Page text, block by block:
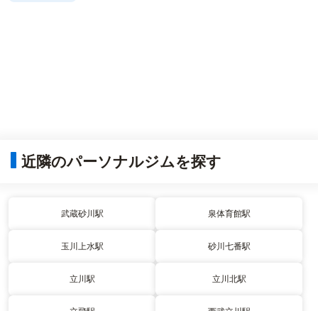
近隣のパーソナルジムを探す
武蔵砂川駅 泉体育館駅
玉川上水駅 砂川七番駅
立川駅 立川北駅